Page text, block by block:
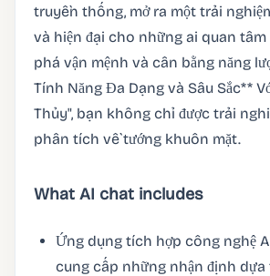
truyền thống, mở ra một trải
và hiện đại cho những ai quan tâm
phá vận mệnh và cân bằng năng
Tính Năng Đa Dạng và Sâu Sắc**
Thủy", bạn không chỉ được trải
phân tích về tướng khuôn mặt.
What AI chat includes
Ứng dụng tích hợp công nghệ
cung cấp những nhận định dựa